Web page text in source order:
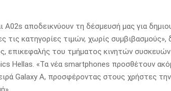
A02s αποδεικνύουν τη δέσμευσή μας για
τις κατηγορίες τιμών, χωρίς
επικεφαλής του τμήματος κινητών
Hellas. «Τα νέα smartphones προσθέτουν
Galaxy A, προσφέροντας στους χρήστες